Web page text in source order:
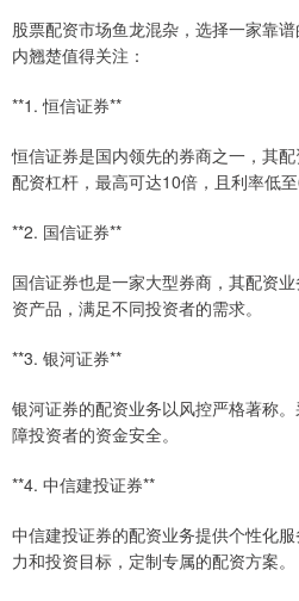
股票配资市场鱼龙混杂，选择一家靠
内翘楚值得关注：
**1. 恒信证券**
恒信证券是国内领先的券商之一，其
配资杠杆，最高可达10倍，且利率低至
**2. 国信证券**
国信证券也是一家大型券商，其配资
资产品，满足不同投资者的需求。
**3. 银河证券**
银河证券的配资业务以风控严格著称
障投资者的资金安全。
**4. 中信建投证券**
中信建投证券的配资业务提供个性化
力和投资目标，定制专属的配资方案。